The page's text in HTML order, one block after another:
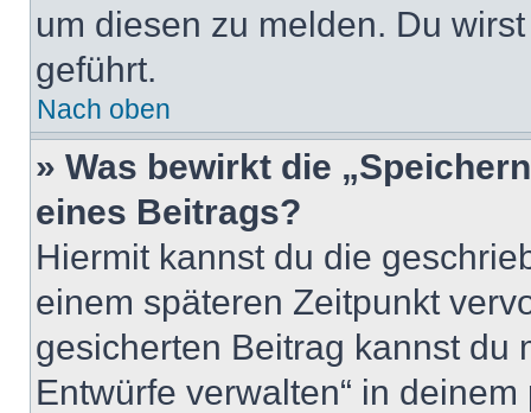
um diesen zu melden. Du
geführt.
Nach oben
» Was bewirkt die
eines Beitrags?
Hiermit kannst du die
einem späteren Zeitpunkt
gesicherten Beitrag kannst du
Entwürfe verwalten“ in